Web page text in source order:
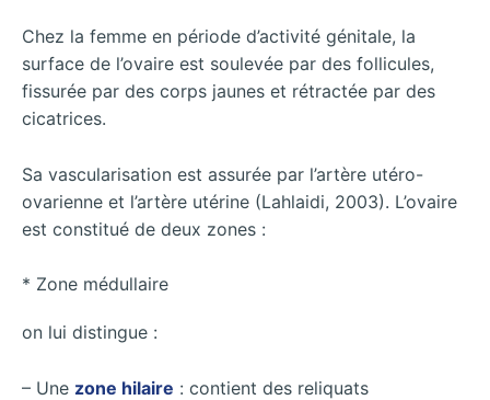
Chez la femme en période d’activité génitale, la
surface de l’ovaire est soulevée par des follicules,
fissurée par des corps jaunes et rétractée par des
cicatrices.
Sa vascularisation est assurée par l’artère utéro-
ovarienne et l’artère utérine (Lahlaidi, 2003). L’ovaire
est constitué de deux zones :
* Zone médullaire
on lui distingue :
– Une zone hilaire : contient des reliquats